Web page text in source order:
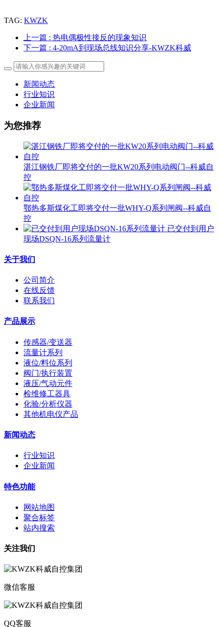
TAG: KWZK
上一篇 : 热电偶极性接反的现象知识
下一篇 : 4-20mA到现场总线知识分享-KWZK科威
新闻动态
行业知识
企业新闻
为您推荐
湛江钢铁厂即将交付的一批KW20系列电动阀门--科威自
控
鄂热多斯煤化工即将交付一批WHY-Q系列闸阀--科威自
控
已交付到用户
现场DSQN-16系列流量计
关于我们
公司简介
在线反馈
联系我们
产品展示
传感器/变送器
流量计系列
液位/料位系列
阀门/执行装置
液压/气动元件
检维修工器具
化验/分析仪器
其他机电仪产品
新闻动态
行业知识
企业新闻
特色功能
网站地图
聚合标签
站内搜索
关注我们
微信客服
QQ客服